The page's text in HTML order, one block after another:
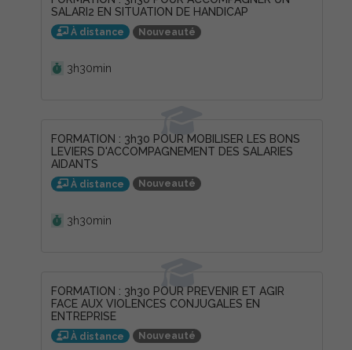
SALARI2 EN SITUATION DE HANDICAP
À distance Nouveauté
3h30min
FORMATION : 3h30 POUR MOBILISER LES BONS
LEVIERS D'ACCOMPAGNEMENT DES SALARIES
AIDANTS
À distance Nouveauté
3h30min
FORMATION : 3h30 POUR PREVENIR ET AGIR
FACE AUX VIOLENCES CONJUGALES EN
ENTREPRISE
À distance Nouveauté